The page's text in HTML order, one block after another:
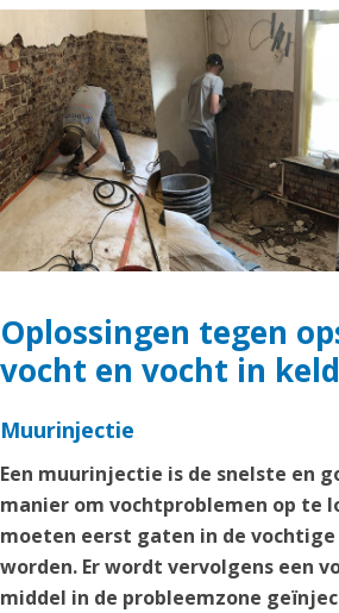
Oplossingen tegen
vocht en vocht in
Muurinjectie
Een muurinjectie is de snelste en
manier om vochtproblemen op te
moeten eerst gaten in de
worden. Er wordt vervolgens een
middel in de probleemzone